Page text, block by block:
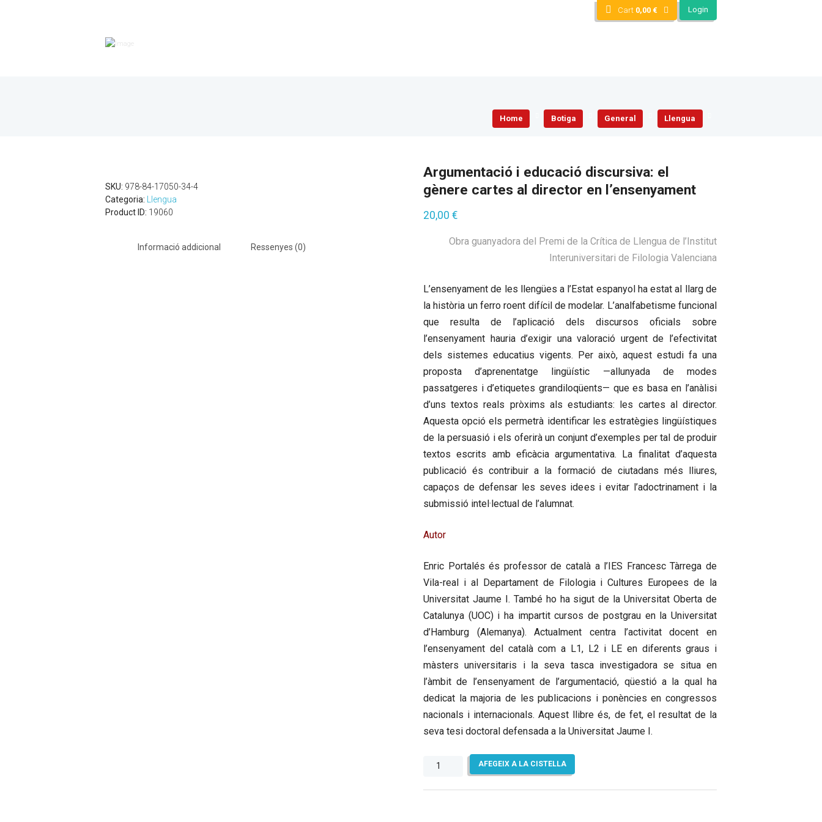
Cart 0,00 € Login
Home Botiga General Llengua
SKU: 978-84-17050-34-4
Categoria:
Llengua
Product ID: 19060
Informació addicional Ressenyes (0)
Argumentació i educació discursiva: el
gènere cartes al director en l’ensenyament
20,00 €
Obra guanyadora del Premi de la Crítica de Llengua de l’Institut
Interuniversitari de Filologia Valenciana
L’ensenyament de les llengües a l’Estat espanyol ha estat al llarg de
la història un ferro roent difícil de modelar. L’analfabetisme funcional
que resulta de l’aplicació dels discursos oficials sobre
l’ensenyament hauria d’exigir una valoració urgent de l’efectivitat
dels sistemes educatius vigents. Per això, aquest estudi fa una
proposta d’aprenentatge lingüístic —allunyada de modes
passatgeres i d’etiquetes grandiloqüents— que es basa en l’anàlisi
d’uns textos reals pròxims als estudiants: les cartes al director.
Aquesta opció els permetrà identificar les estratègies lingüístiques
de la persuasió i els oferirà un conjunt d’exemples per tal de produir
textos escrits amb eficàcia argumentativa. La finalitat d’aquesta
publicació és contribuir a la formació de ciutadans més lliures,
capaços de defensar les seves idees i evitar l’adoctrinament i la
submissió intel·lectual de l’alumnat.
Autor
Enric Portalés és professor de català a l’IES Francesc Tàrrega de
Vila-real i al Departament de Filologia i Cultures Europees de la
Universitat Jaume I. També ho ha sigut de la Universitat Oberta de
Catalunya (UOC) i ha impartit cursos de postgrau en la Universitat
d’Hamburg (Alemanya). Actualment centra l’activitat docent en
l’ensenyament del català com a L1, L2 i LE en diferents graus i
màsters universitaris i la seva tasca investigadora se situa en
l’àmbit de l’ensenyament de l’argumentació, qüestió a la qual ha
dedicat la majoria de les publicacions i ponències en congressos
nacionals i internacionals. Aquest llibre és, de fet, el resultat de la
seva tesi doctoral defensada a la Universitat Jaume I.
quantitat
Argumentació
AFEGEIX A LA CISTELLA